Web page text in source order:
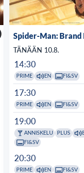
Spider-Man: Brand
TÄNÄÄN 10.8.
14:30
PRIME EN FI&SV
17:30
PRIME EN FI&SV
19:00
ANNISKELU PLUS
FI&SV
20:30
PRIME EN FI&SV